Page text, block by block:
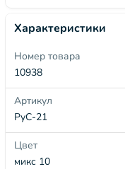
Характеристики
Номер товара
10938
Артикул
РуС-21
Цвет
микс 10